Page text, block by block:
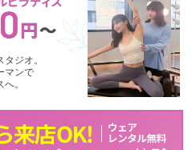
ジオ。
マンで
。